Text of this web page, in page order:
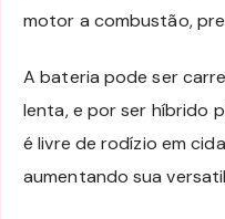
motor a combustão,
A bateria pode ser
lenta, e por ser híbrido
é livre de rodízio em
aumentando sua